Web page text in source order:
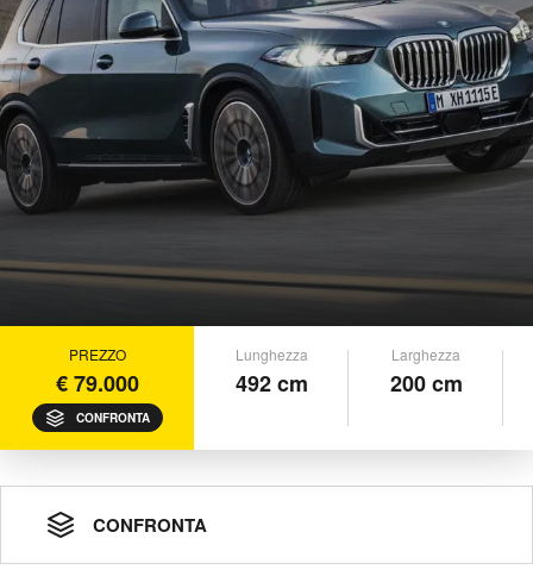
PREZZO
€ 79.000
CONFRONTA
Lunghezza
492 cm
Larghezza
200 cm
CONFRONTA